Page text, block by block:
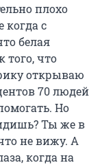
плохо
когда с
белая
того, что
открываю
70 людей
Но
Ты же в
не вижу. А
когда на